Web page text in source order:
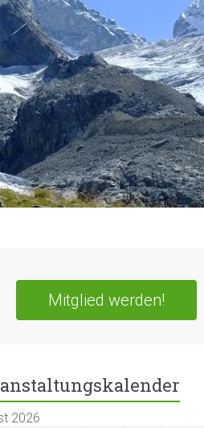
Mitglied werden!
2026